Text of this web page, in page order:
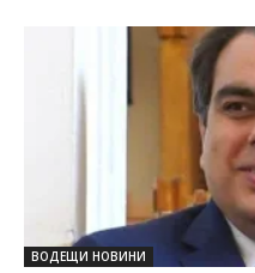
ВОДЕЩИ НОВИНИ